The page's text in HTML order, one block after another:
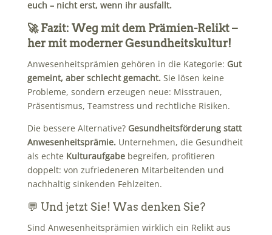
euch – nicht erst, wenn ihr ausfallt.
🚀 Fazit: Weg mit dem Prämien-Relikt –
her mit moderner Gesundheitskultur!
Anwesenheitsprämien gehören in die Kategorie: Gut
gemeint, aber schlecht gemacht.Sie lösen keine
Probleme, sondern erzeugen neue: Misstrauen,
Präsentismus, Teamstress und rechtliche Risiken.
Die bessere Alternative? Gesundheitsförderung statt
Anwesenheitsprämie.Unternehmen, die Gesundheit
als echte Kulturaufgabebegreifen, profitieren
doppelt: von zufriedeneren Mitarbeitenden und
nachhaltig sinkenden Fehlzeiten.
💬 Und jetzt Sie! Was denken Sie?
Sind Anwesenheitsprämien wirklich ein Relikt aus